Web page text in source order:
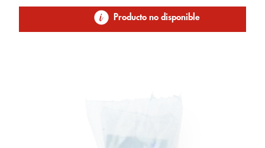
Producto no disponible